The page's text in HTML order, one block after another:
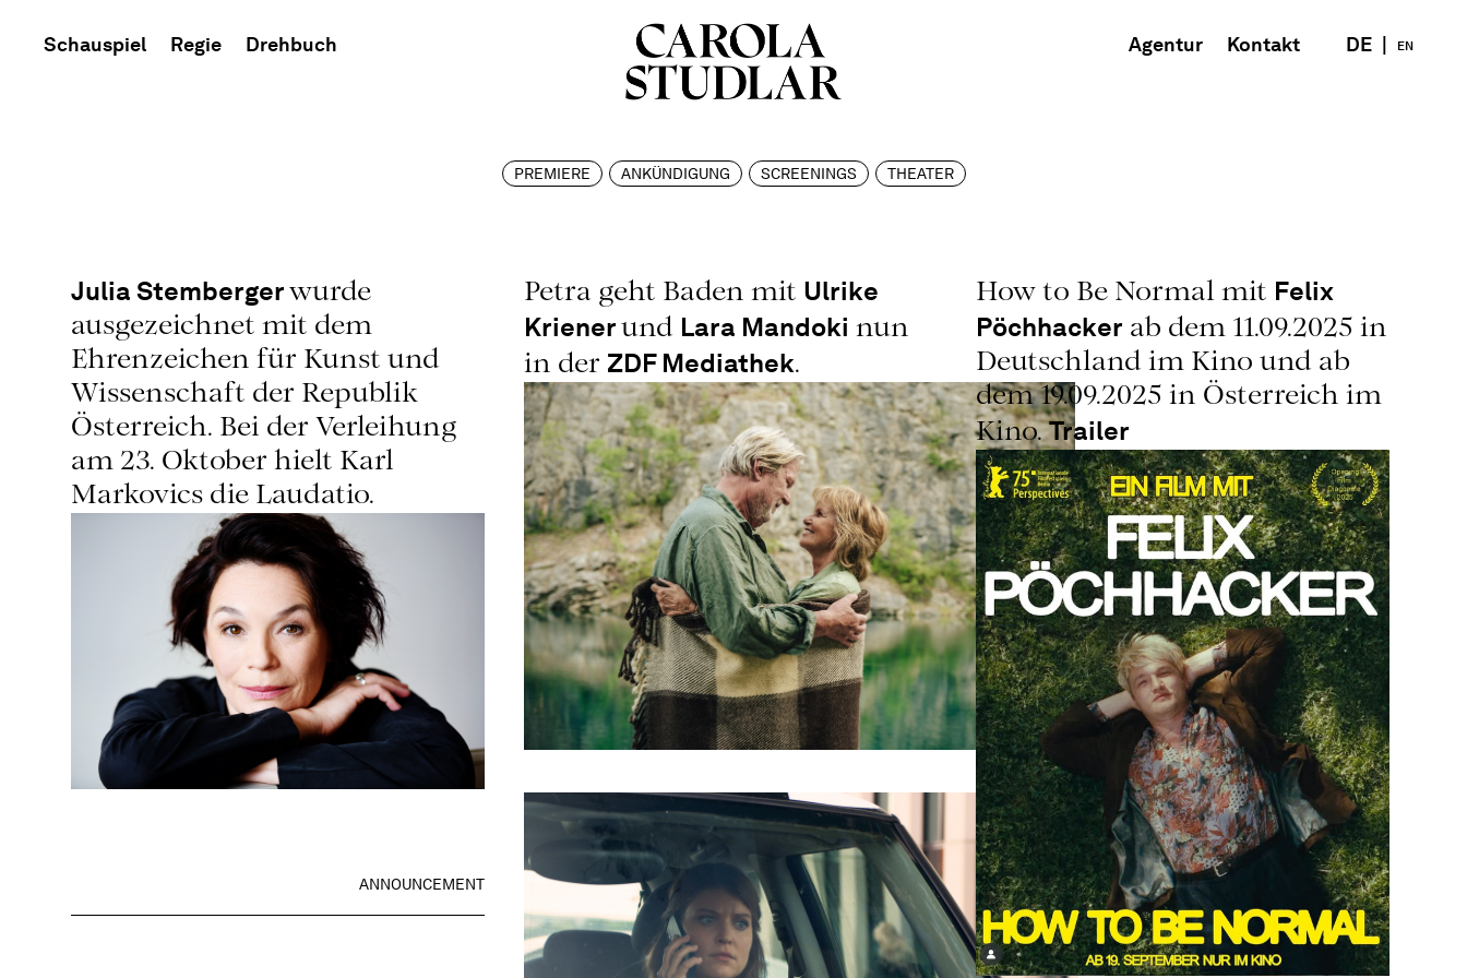
Schauspiel Regie Drehbuch Agentur Kontakt DE EN
PREMIERE ANKÜNDIGUNG SCREENINGS THEATER
Julia Stembergerwurde
ausgezeichnet mit dem
Ehrenzeichen für Kunst und
Wissenschaft der Republik
Österreich. Bei der Verleihung
am 23. Oktober hielt Karl
Markovics die Laudatio.
ANNOUNCEMENT
Petra geht Baden mit Ulrike
Kriener und Lara Mandoki nun
in der ZDF Mediathek.
How to Be Normal mit Felix
Pöchhacker ab dem 11.09.2025 in
Deutschland im Kino und ab
dem 19.09.2025 in Österreich im
Kino.Trailer